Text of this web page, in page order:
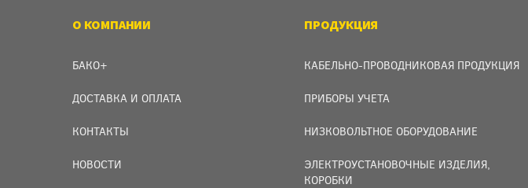
О КОМПАНИИ
БАКО+
ДОСТАВКА И ОПЛАТА
КОНТАКТЫ
НОВОСТИ
ПРОДУКЦИЯ
КАБЕЛЬНО-ПРОВОДНИКОВАЯ ПРОДУКЦИЯ
ПРИБОРЫ УЧЕТА
НИЗКОВОЛЬТНОЕ ОБОРУДОВАНИЕ
ЭЛЕКТРОУСТАНОВОЧНЫЕ ИЗДЕЛИЯ,
КОРОБКИ